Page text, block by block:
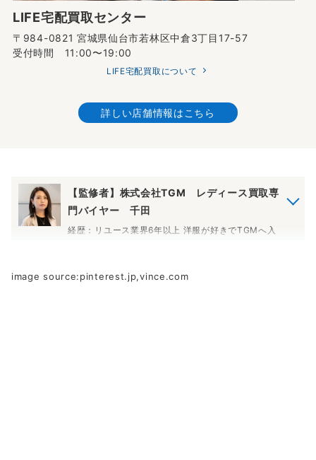
LIFE宅配買取センター
〒984-0821 宮城県仙台市若林区中倉3丁目17-57
受付時間 11:00〜19:00
LIFE宅配買取について
詳しい店舗情報はこちら
【監修者】株式会社TGM レディース買取専
門バイヤー 千田
経歴：リユース業界6年以上 洋服が好きでTGMへ入
なく過去の流行のモデルなども買取価格がつくもの
image source:pinterest.jp,vince.com